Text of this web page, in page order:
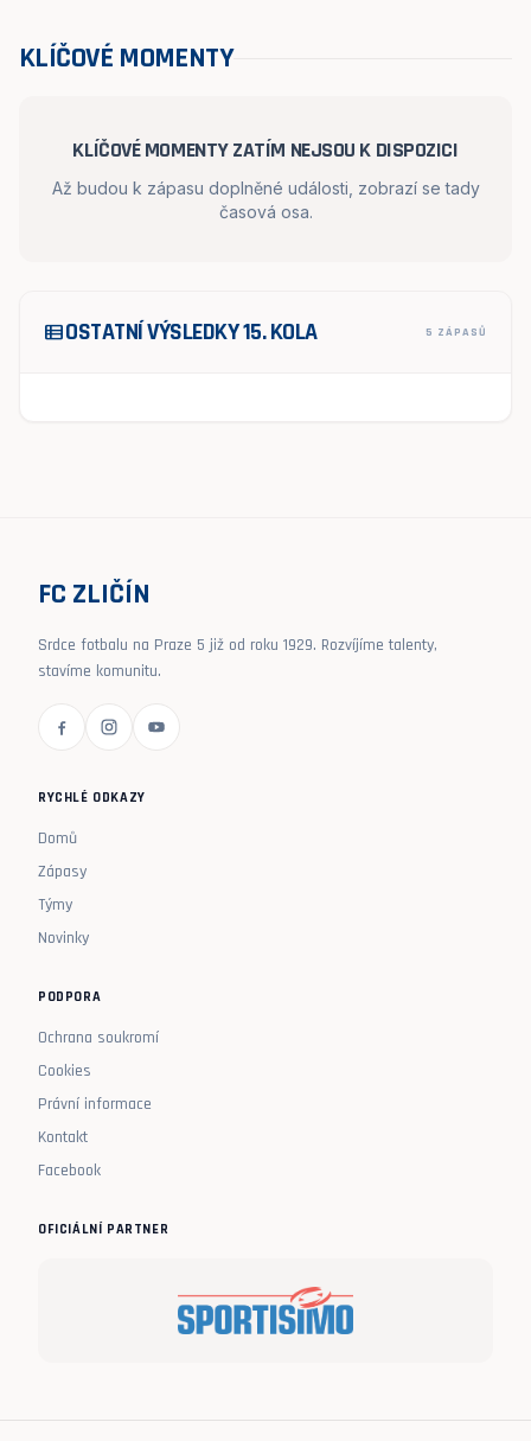
KLÍČOVÉ MOMENTY
KLÍČOVÉ MOMENTY ZATÍM NEJSOU K DISPOZICI
Až budou k zápasu doplněné události, zobrazí se tady
časová osa.
view_listOSTATNÍ VÝSLEDKY 15. KOLA 5 ZÁPASŮ
FC ZLIČÍN
Srdce fotbalu na Praze 5 již od roku 1929. Rozvíjíme talenty,
stavíme komunitu.
RYCHLÉ ODKAZY
Domů
Zápasy
Týmy
Novinky
PODPORA
Ochrana soukromí
Cookies
Právní informace
Kontakt
Facebook
OFICIÁLNÍ PARTNER